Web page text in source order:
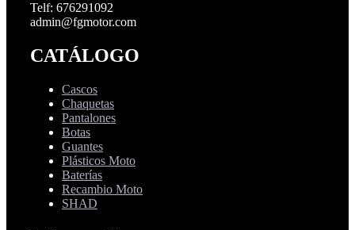
Telf: 676291092
admin@fgmotor.com
CATÁLOGO
Cascos
Chaquetas
Pantalones
Botas
Guantes
Plásticos Moto
Baterías
Recambio Moto
SHAD